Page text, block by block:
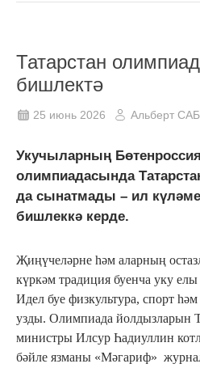
Татарстан
бишлектә
25 июнь 2026 Альберт
Укучыларның
олимпиадасында
да сынатмады – ил
бишлеккә керде.
Җиңүчеләрне һәм аларның
күркәм традиция буенча уку
Идел буе физкультура, спорт
узды. Олимпиада йолдызларын
министры Илсур Һадиуллин
бәйле язманы «Мәгариф»